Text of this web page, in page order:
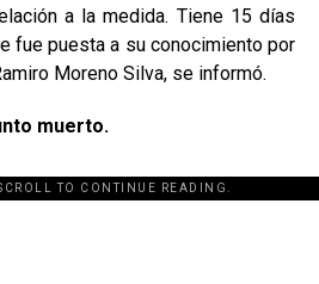
a la medida. Tiene 15 días
fue puesta a su conocimiento por
Moreno Silva, se informó.
muerto.
TO CONTINUE READING.